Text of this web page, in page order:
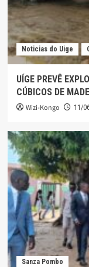
Noticias do Uige
UÍGE PREVÊ
CÚBICOS DE
Wizi-Kongo 11/
Sanza Pombo